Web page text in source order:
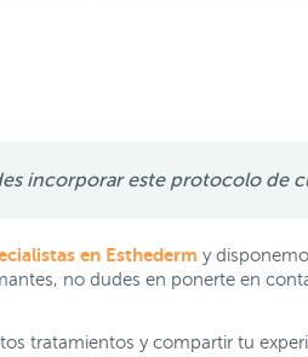
incorporar este protocolo de
en Esthederm y
no dudes en ponerte en
tratamientos y compartir tu